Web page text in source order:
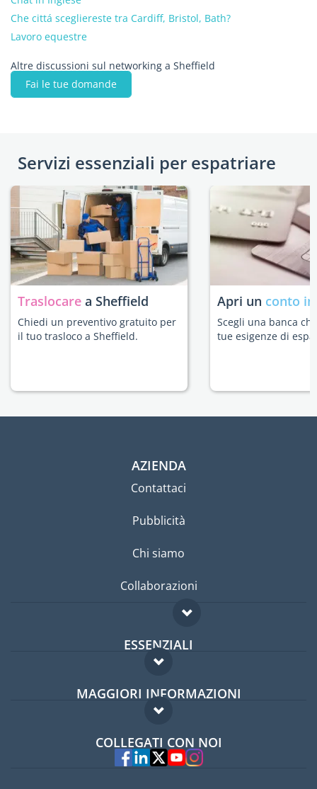
Che cittá scegliereste tra Cardiff, Bristol, Bath?
Lavoro equestre
Altre discussioni sul networking a Sheffield
Fai le tue domande
Servizi essenziali per espatriare
Traslocare a Sheffield
Chiedi un preventivo gratuito per
il tuo trasloco a Sheffield.
Apri un conto
Scegli una banca
tue esigenze di
AZIENDA
Contattaci
Pubblicità
Chi siamo
Collaborazioni
ESSENZIALI
Forum per expat
Guida per expat
MAGGIORI INFORMAZIONI
Domande frequenti
Esperti
COLLEGATI CON NOI